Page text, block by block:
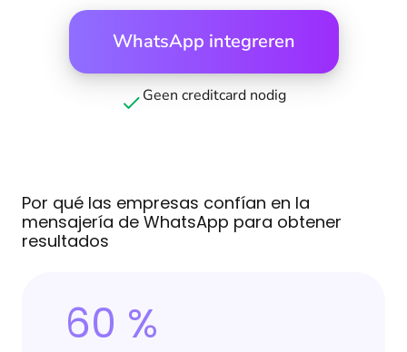
WhatsApp integreren
Geen creditcard nodig
Por qué las empresas confían en la
mensajería de WhatsApp para obtener
resultados
60 %